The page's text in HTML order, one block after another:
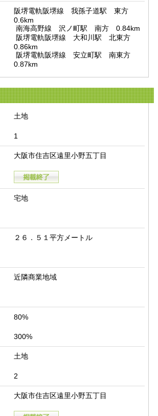
阪堺電軌阪堺線　我孫子道駅　東方
0.6km
0.86km
0.87km
土地
1
大阪市住吉区遠里小野五丁目
宅地
２６．５１平方メートル
近隣商業地域
80%
300%
土地
2
大阪市住吉区遠里小野五丁目